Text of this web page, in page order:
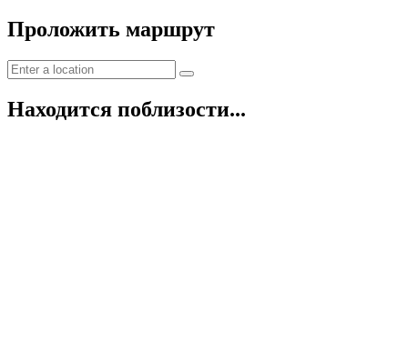
Проложить маршрут
Находится поблизости...